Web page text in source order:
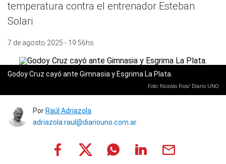
temperatura contra el entrenador Esteban
Solari
7 de agosto 2025 - 19:56hs
Godoy Cruz cayó ante Gimnasia y Esgrima La Plata.
Foto: Nicolás Rios/ Diario UNO
Por Raúl Adriazola
adriazola.raul@diariouno.com.ar